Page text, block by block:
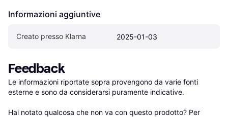
Informazioni aggiuntive
Creato presso Klarna 2025-01-03
Feedback
Le informazioni riportate sopra provengono da varie fonti
esterne e sono da considerarsi puramente indicative.
Hai notato qualcosa che non va con questo prodotto? Per